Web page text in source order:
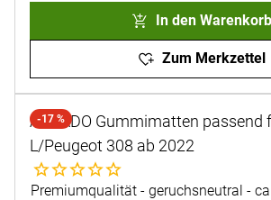
In den Warenkorb
Zum Merkzettel
-17 %
AURADO Gummimatten passend
L/Peugeot 308 ab 2022
Noch keine Bewertungen abgegeben
Premiumqualität - geruchsneutral -